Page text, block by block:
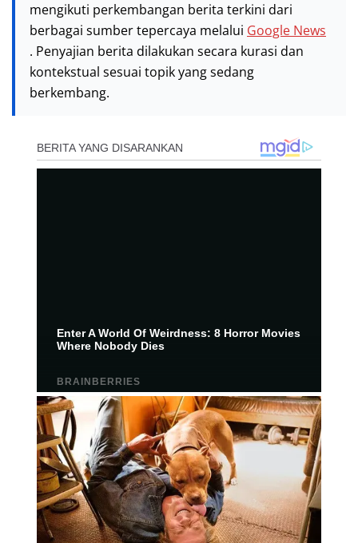
mengikuti perkembangan berita terkini dari
berbagai sumber tepercaya melalui Google News
. Penyajian berita dilakukan secara kurasi dan
kontekstual sesuai topik yang sedang
berkembang.